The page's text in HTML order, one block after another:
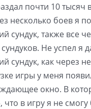
почти 10 тысяч
несколько боев я
сундук, также все
Не успел я
сундук, как через
игры у меня
окно. В
что в игру я не